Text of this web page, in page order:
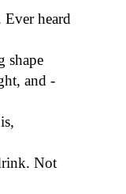
Ever heard
shape
and -
Not